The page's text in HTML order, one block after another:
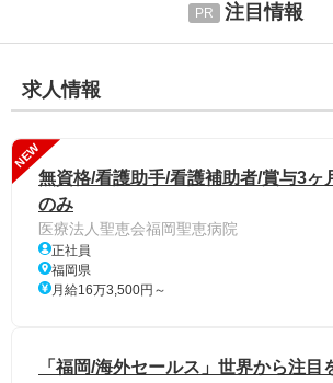
注目情報
求人情報
NEW
無資格/看護助手/看護補助者/賞与3ヶ
のみ
医療法人聖恵会福岡聖恵病院
正社員
福岡県
月給16万3,500円～
「福岡/海外セールス」世界から注目